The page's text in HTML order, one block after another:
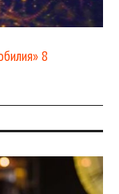
8